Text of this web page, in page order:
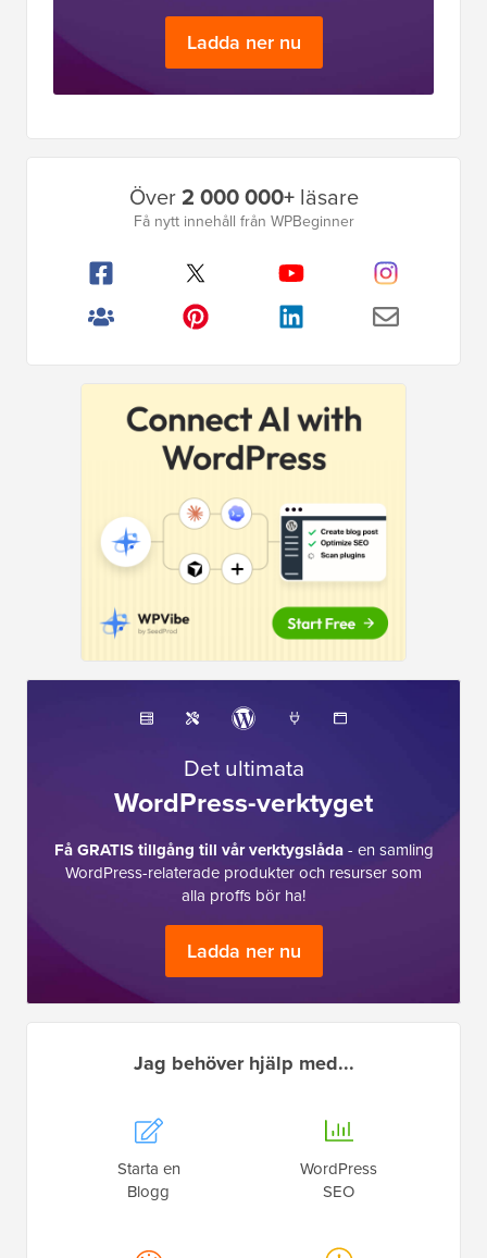
Ladda ner nu
Över2 000 000+läsare
Få nytt innehåll från WPBeginner
Det ultimata
WordPress-verktyget
Få GRATIS tillgång till vår verktygslåda- en samling
WordPress-relaterade produkter och resurser som
alla proffs bör ha!
Ladda ner nu
Jag behöver hjälp med...
Starta en
Blogg
WordPress
SEO